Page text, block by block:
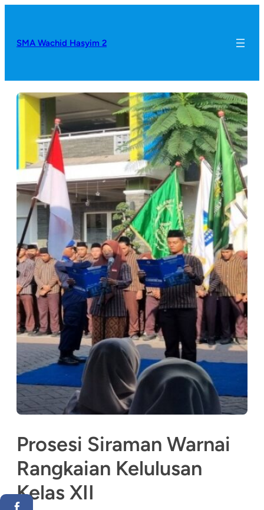
SMA Wachid Hasyim 2
Prosesi Siraman Warnai
Rangkaian Kelulusan
Kelas XII